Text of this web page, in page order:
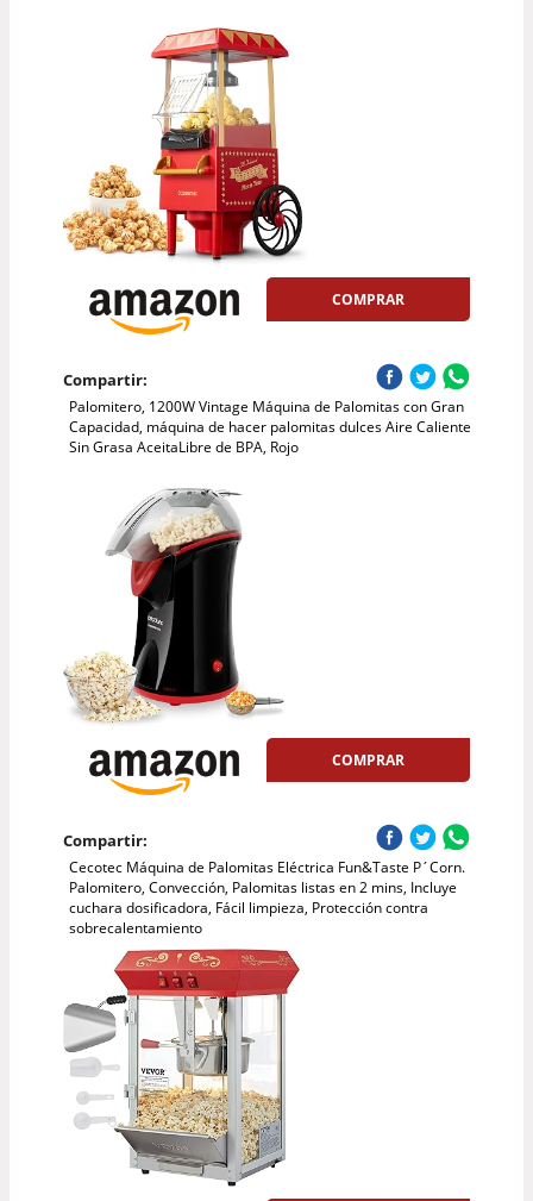
COMPRAR
Compartir:
Palomitero, 1200W Vintage Máquina de Palomitas con Gran
Capacidad, máquina de hacer palomitas dulces Aire Caliente
Sin Grasa AceitaLibre de BPA, Rojo
COMPRAR
Compartir:
Cecotec Máquina de Palomitas Eléctrica Fun&Taste P´Corn.
Palomitero, Convección, Palomitas listas en 2 mins, Incluye
cuchara dosificadora, Fácil limpieza, Protección contra
sobrecalentamiento